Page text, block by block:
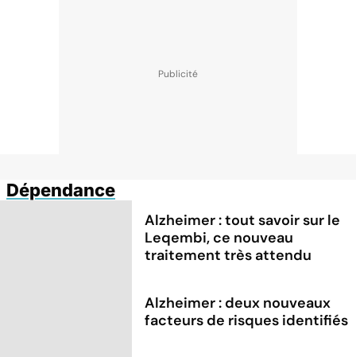
Dépendance
Alzheimer : tout savoir sur le
Leqembi, ce nouveau
traitement très attendu
Alzheimer : deux nouveaux
facteurs de risques identifiés